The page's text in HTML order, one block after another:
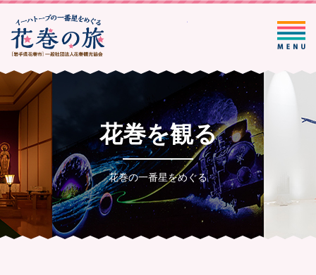
一般社団法人花巻観光協
花巻を観る
花巻の一番星をめぐる